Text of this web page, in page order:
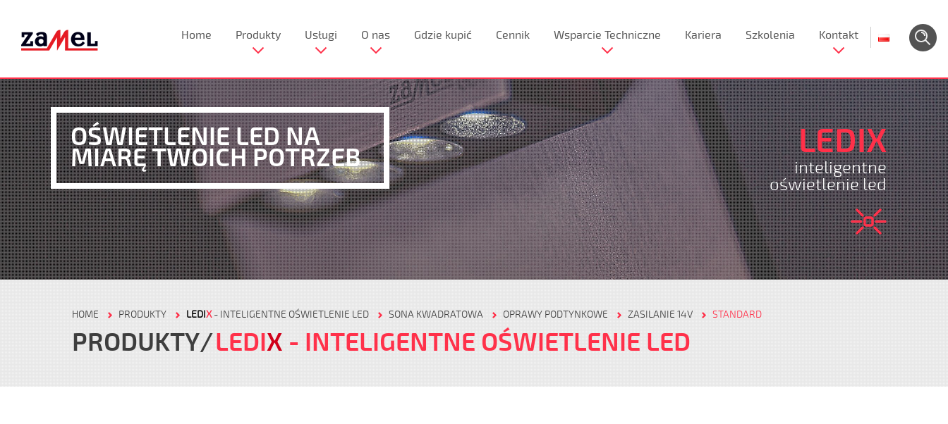
Home Produkty Usługi O nas Gdzie kupić Cennik Wsparcie Techniczne Kariera Szkolenia Kontakt
OŚWIETLENIE LED NA
MIARĘ TWOICH POTRZEB‎ LEDIX
inteligentne
oświetlenie led
HOME PRODUKTY LEDIX- INTELIGENTNE OŚWIETLENIE LED SONA KWADRATOWA OPRAWY PODTYNKOWE ZASILANIE 14V STANDARD
PRODUKTY LEDIX - INTELIGENTNE OŚWIETLENIE LED